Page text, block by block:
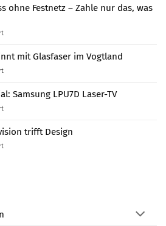
rund
ohne Festnetz – Zahle nur das, was
für
ohne
–
nur
nutzt
mit Glasfaser im Vogtland
für
Zukunft
mit
im
Samsung LPU7D Laser-TV
für
Special:
LPU7D
trifft Design
für